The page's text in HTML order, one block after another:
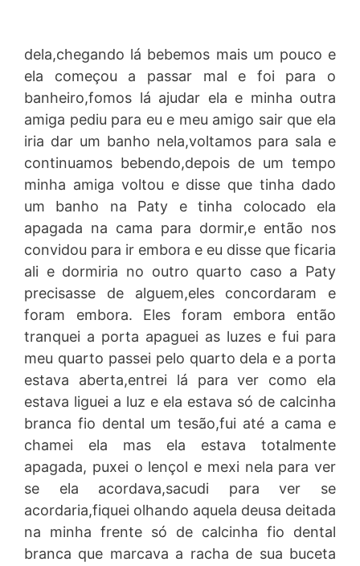
dela,chegando lá bebemos mais um pouco e
ela começou a passar mal e foi para o
banheiro,fomos lá ajudar ela e minha outra
amiga pediu para eu e meu amigo sair que ela
iria dar um banho nela,voltamos para sala e
continuamos bebendo,depois de um tempo
minha amiga voltou e disse que tinha dado
um banho na Paty e tinha colocado ela
apagada na cama para dormir,e então nos
convidou para ir embora e eu disse que ficaria
ali e dormiria no outro quarto caso a Paty
precisasse de alguem,eles concordaram e
foram embora. Eles foram embora então
tranquei a porta apaguei as luzes e fui para
meu quarto passei pelo quarto dela e a porta
estava aberta,entrei lá para ver como ela
estava liguei a luz e ela estava só de calcinha
branca fio dental um tesão,fui até a cama e
chamei ela mas ela estava totalmente
apagada, puxei o lençol e mexi nela para ver
se ela acordava,sacudi para ver se
acordaria,fiquei olhando aquela deusa deitada
na minha frente só de calcinha fio dental
branca que marcava a racha de sua buceta